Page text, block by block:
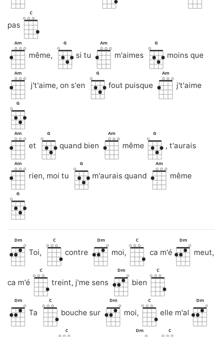
pas
C
Am
même,
G
si tu
Am
m'aimes
G
moins que
Am
j't'aime, on s'en
G
fout puisque
Am
j't'aime
G
Am
et
G
quand bien
Am
même
G
, t'aurais
Am
rien, moi tu
G
m'aurais quand
Am
même
G
Dm
Toi,
C
contre
Dm
moi,
C
ca m'é
Dm
meut,
ca m'é
C
treint, j'me sens
Dm
bien
C
Dm
Ta
C
bouche sur
Dm
moi,
C
elle m'al
Dm
C Dm C